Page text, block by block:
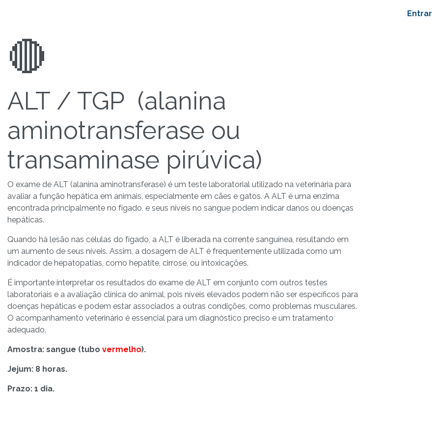
Entrar
🔴
ALT / TGP (alanina
aminotransferase ou
transaminase pirúvica)
O exame de ALT (alanina aminotransferase) é um teste laboratorial utilizado na veterinária para
avaliar a função hepática em animais, especialmente em cães e gatos. A ALT é uma enzima
encontrada principalmente no fígado, e seus níveis no sangue podem indicar danos ou doenças
hepáticas.
Quando há lesão nas células do fígado, a ALT é liberada na corrente sanguínea, resultando em
um aumento de seus níveis. Assim, a dosagem de ALT é frequentemente utilizada como um
indicador de hepatopatias, como hepatite, cirrose, ou intoxicações.
É importante interpretar os resultados do exame de ALT em conjunto com outros testes
laboratoriais e a avaliação clínica do animal, pois níveis elevados podem não ser específicos para
doenças hepáticas e podem estar associados a outras condições, como problemas musculares.
O acompanhamento veterinário é essencial para um diagnóstico preciso e um tratamento
adequado.
Amostra: sangue (tubo vermelho).
Jejum: 8 horas.
Prazo: 1 dia.